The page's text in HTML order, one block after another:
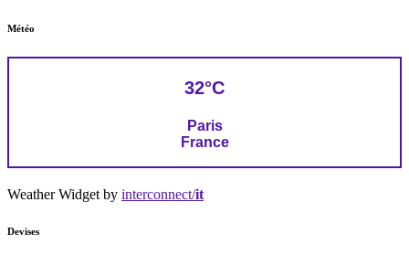
Météo
32°C
Paris
France
Weather Widget by interconnect/it
Devises